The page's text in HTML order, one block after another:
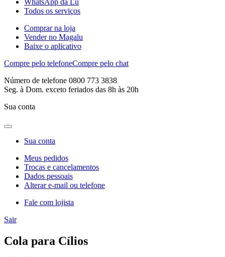
Todos os serviços
Comprar na loja
Vender no Magalu
Baixe o aplicativo
Compre pelo telefoneCompre pelo chat
Número de telefone 0800 773 3838
Seg. à Dom. exceto feriados das 8h às 20h
Sua conta
Sua conta
Meus pedidos
Trocas e cancelamentos
Dados pessoais
Alterar e-mail ou telefone
Fale com lojista
Sair
Cola para Cílios